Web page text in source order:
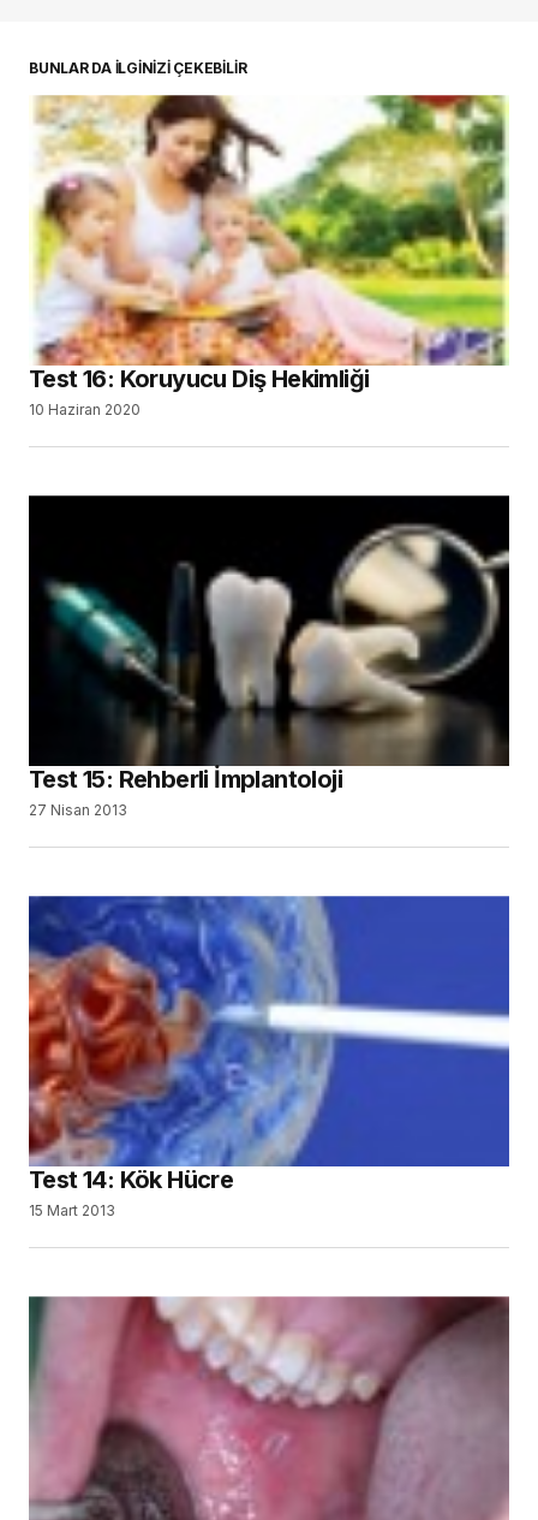
BUNLAR DA İLGİNİZİ ÇEKEBİLİR
Test 16: Koruyucu Diş Hekimliği
10 Haziran 2020
Test 15: Rehberli İmplantoloji
27 Nisan 2013
Test 14: Kök Hücre
15 Mart 2013